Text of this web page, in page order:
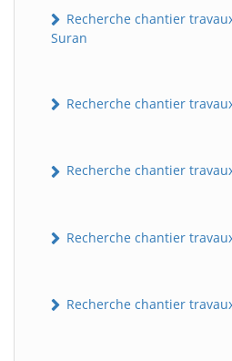
Recherche chantier
Suran
Recherche chantier
Recherche chantier
Recherche chantier
Recherche chantier